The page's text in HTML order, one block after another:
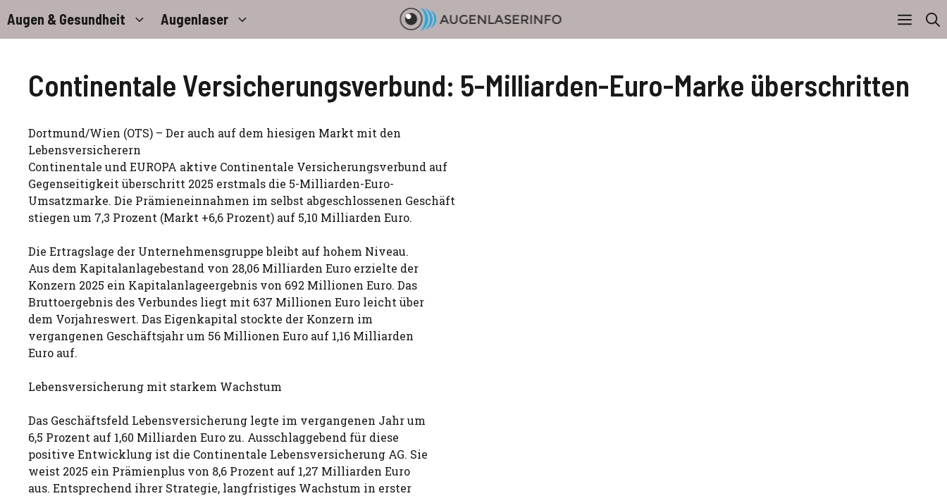
Inhalt
springen
Augen & Gesundheit Augenlaser
Continentale Versicherungsverbund: 5-Milliarden-Euro-Marke überschritten
Dortmund/Wien (OTS) – Der auch auf dem hiesigen Markt mit den
Lebensversicherern
Continentale und EUROPA aktive Continentale Versicherungsverbund auf
Gegenseitigkeit überschritt 2025 erstmals die 5-Milliarden-Euro-
Umsatzmarke. Die Prämieneinnahmen im selbst abgeschlossenen Geschäft
stiegen um 7,3 Prozent (Markt +6,6 Prozent) auf 5,10 Milliarden Euro.
Die Ertragslage der Unternehmensgruppe bleibt auf hohem Niveau.
Aus dem Kapitalanlagebestand von 28,06 Milliarden Euro erzielte der
Konzern 2025 ein Kapitalanlageergebnis von 692 Millionen Euro. Das
Bruttoergebnis des Verbundes liegt mit 637 Millionen Euro leicht über
dem Vorjahreswert. Das Eigenkapital stockte der Konzern im
vergangenen Geschäftsjahr um 56 Millionen Euro auf 1,16 Milliarden
Euro auf.
Lebensversicherung mit starkem Wachstum
Das Geschäftsfeld Lebensversicherung legte im vergangenen Jahr um
6,5 Prozent auf 1,60 Milliarden Euro zu. Ausschlaggebend für diese
positive Entwicklung ist die Continentale Lebensversicherung AG. Sie
weist 2025 ein Prämienplus von 8,6 Prozent auf 1,27 Milliarden Euro
aus. Entsprechend ihrer Strategie, langfristiges Wachstum in erster